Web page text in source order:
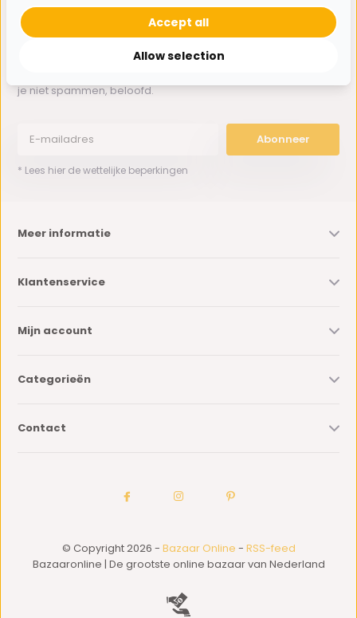
je niet spammen, beloofd.
Abonneer
* Lees hier de wettelijke beperkingen
Meer informatie
Klantenservice
Mijn account
Categorieën
Contact
© Copyright 2026 - Bazaar Online - RSS-feed
Bazaaronline | De grootste online bazaar van Nederland
Allow selection
Accept all